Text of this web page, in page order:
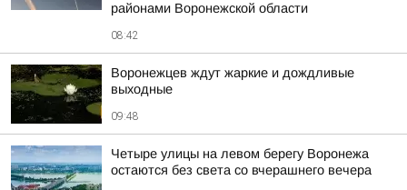
районами Воронежской области
08:42
Воронежцев ждут жаркие и дождливые
выходные
09:48
Четыре улицы на левом берегу Воронежа
остаются без света со вчерашнего вечера